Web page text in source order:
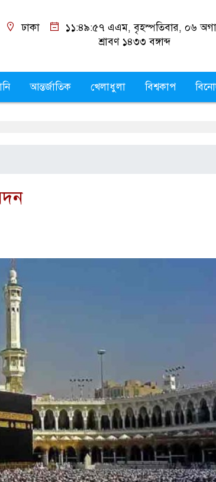
ঢাকা ১১:৪৯:৫৮ এএম, বৃহস্পতিবার, ০৬
শ্রাবণ ১৪৩৩ বঙ্গাব্দ
আন্তর্জাতিক খেলাধুলা বিশ্বকাপ